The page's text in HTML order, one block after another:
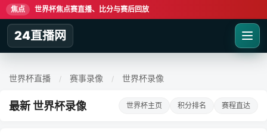
焦点 世界杯焦点赛直播、比分与赛后回放
24直播网
世界杯直播 / 赛事录像 / 世界杯录像
最新 世界杯录像 世界杯主页 积分排名 赛程直达